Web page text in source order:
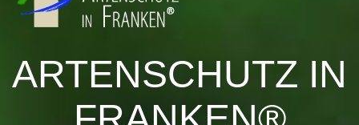
ARTENSCHUTZ IN